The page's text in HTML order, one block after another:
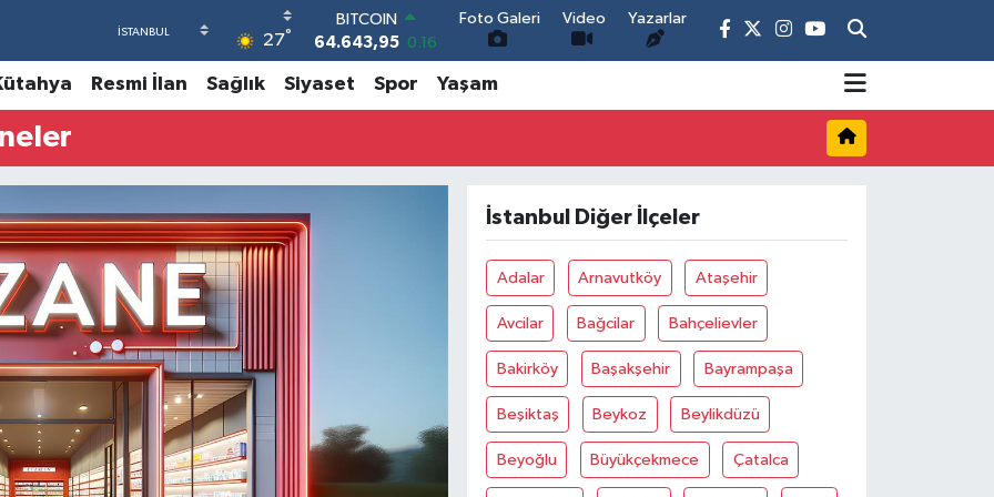
27°
DOLAR
47,6006 0.06
55,0250
0.02
GRAM ALTIN
6500.87 0.12
Foto Galeri Video Yazarlar
Resmi İlan Sağlık Siyaset Spor Yaşam
İstanbul Diğer İlçeler
Adalar Arnavutköy Ataşehir
Avcilar Bağcilar Bahçelievler
Bakirköy Başakşehir Bayrampaşa
Beşiktaş Beykoz Beylikdüzü
Beyoğlu Büyükçekmece Çatalca